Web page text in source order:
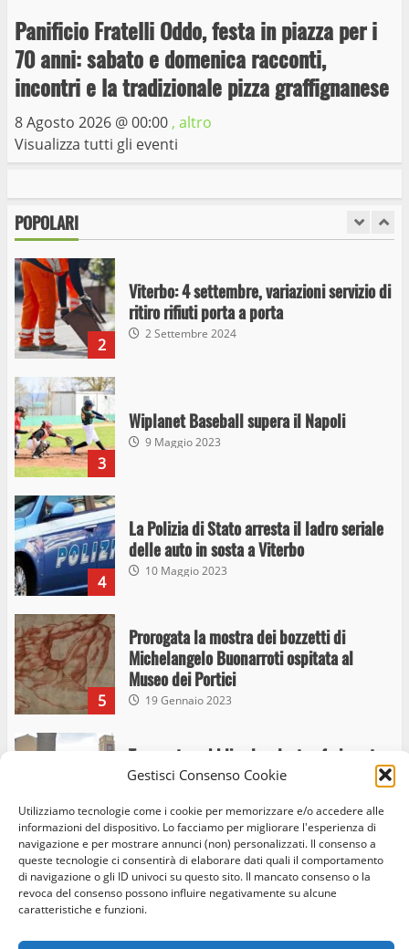
Gestisci Consenso Cookie
Utilizziamo tecnologie come i cookie per memorizzare e/o accedere alle
informazioni del dispositivo. Lo facciamo per migliorare l'esperienza di
navigazione e per mostrare annunci (non) personalizzati. Il consenso a
queste tecnologie ci consentirà di elaborare dati quali il comportamento
di navigazione o gli ID univoci su questo sito. Il mancato consenso o la
revoca del consenso possono influire negativamente su alcune
caratteristiche e funzioni.
Panificio Fratelli Oddo, festa in piazza per i
70 anni: sabato e domenica racconti,
incontri e la tradizionale pizza graffignanese
8 Agosto 2026 @00:00 , altro
Visualizza tutti gli eventi
POPOLARI
Giochi Sportivi Studenteschi di Atletica a
Viterbo
10 Maggio 2023
I Carabinieri arrestano due giovani per
stupefacenti
2
Viterbo: 4 settembre, variazioni servizio di
ritiro rifiuti porta a porta
2 Settembre 2024
3
Wiplanet Baseball supera il Napoli
9 Maggio 2023
4
La Polizia di Stato arresta il ladro seriale
delle auto in sosta a Viterbo
10 Maggio 2023
5
Prorogata la mostra dei bozzetti di
Michelangelo Buonarroti ospitata al
Museo dei Portici
19 Gennaio 2023
6
Trasporto pubblico locale, trasferimento
capolinea al terminal Riello dal 15 al 17
15 Giugno 2023
7
Giochi Sportivi Studenteschi di Atletica a
Viterbo
Home Privacy Policy Cookie Policy Contatti